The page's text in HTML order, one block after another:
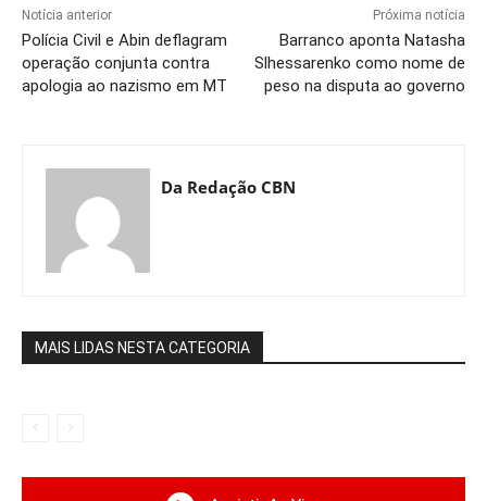
Notícia anterior
Polícia Civil e Abin deflagram
operação conjunta contra
apologia ao nazismo em MT
Próxima notícia
Barranco aponta Natasha
Slhessarenko como nome de
peso na disputa ao governo
Da Redação CBN
MAIS LIDAS NESTA CATEGORIA